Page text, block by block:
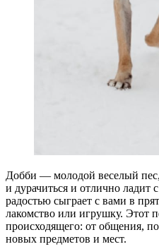
Добби — молодой веселый пес,
и дурачиться и отлично ладит
радостью сыграет с вами в
лакомство или игрушку. Этот
происходящего: от общения,
новых предметов и мест.